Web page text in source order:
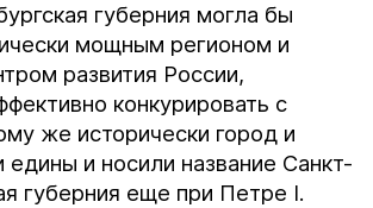
губерния могла бы
мощным регионом и
развития России,
конкурировать с
же исторически город и
едины и носили название Санкт-
губерния еще при Петре I.